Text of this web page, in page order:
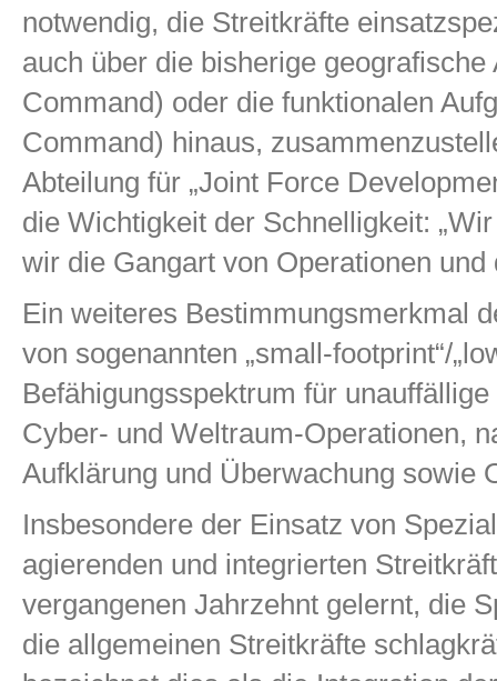
notwendig, die Streitkräfte
auch über die bisherige
Command) oder die funktionalen
Command) hinaus,
Abteilung für „Joint Force
die Wichtigkeit der Schnelligkeit:
wir die Gangart von Operationen und
Ein weiteres Bestimmungsmerkmal
von sogenannten „small-footprint“/
Befähigungsspektrum für
Cyber- und Weltraum-Operationen,
Aufklärung und Überwachung sowie
Insbesondere der Einsatz von
agierenden und integrierten
vergangenen Jahrzehnt gelernt, die
die allgemeinen Streitkräfte